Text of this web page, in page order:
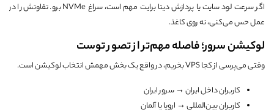
اگر سرعت لود سایت یا پردازش دیتا برایت مهم است، سراغ NVMe برو. تفاوتش را در
عمل حس می‌کنی، نه روی کاغذ.
لوکیشن سرور؛ فاصله مهم‌تر از تصور توست
وقتی می‌پرسی از کجا VPS بخریم، در واقع یک بخش مهمش انتخاب لوکیشن است.
کاربران داخل ایران → سرور ایران
کاربران بین‌المللی → اروپا یا آلمان